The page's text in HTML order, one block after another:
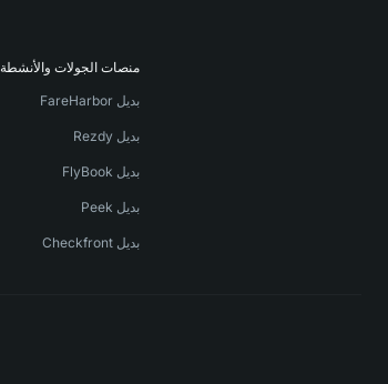
منصات الجولات والأنشطة
بديل FareHarbor
بديل Rezdy
بديل FlyBook
بديل Peek
بديل Checkfront